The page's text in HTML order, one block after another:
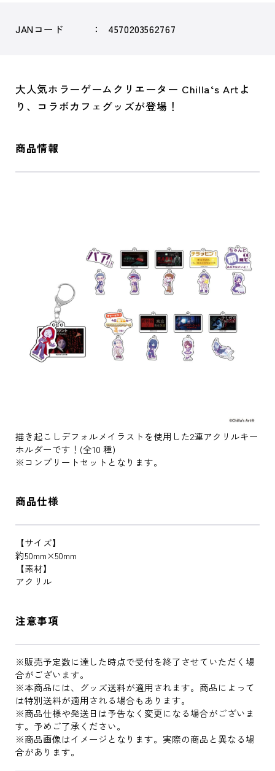
JANコード 4570203562767
大人気ホラーゲームクリエーター Chilla‘s Artよ
り、コラボカフェグッズが登場！
商品情報
描き起こしデフォルメイラストを使用した2連アクリルキー
ホルダーです！(全10 種)
※コンプリートセットとなります。
商品仕様
【サイズ】
約50mm×50mm
【素材】
アクリル
注意事項
※販売予定数に達した時点で受付を終了させていただく場
合がございます。
※本商品には、グッズ送料が適用されます。商品によって
は特別送料が適用される場合もあります。
※商品仕様や発送日は予告なく変更になる場合がございま
す。予めご了承ください。
※商品画像はイメージとなります。実際の商品と異なる場
合があります。